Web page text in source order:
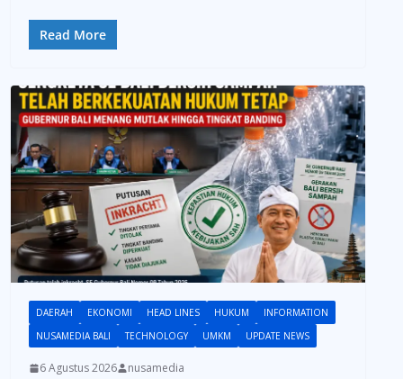
Read More
DAERAH EKONOMI HEAD LINES HUKUM
INFORMATION
NUSAMEDIA BALI
TECHNOLOGY UMKM UPDATE NEWS
6 Agustus 2026 nusamedia